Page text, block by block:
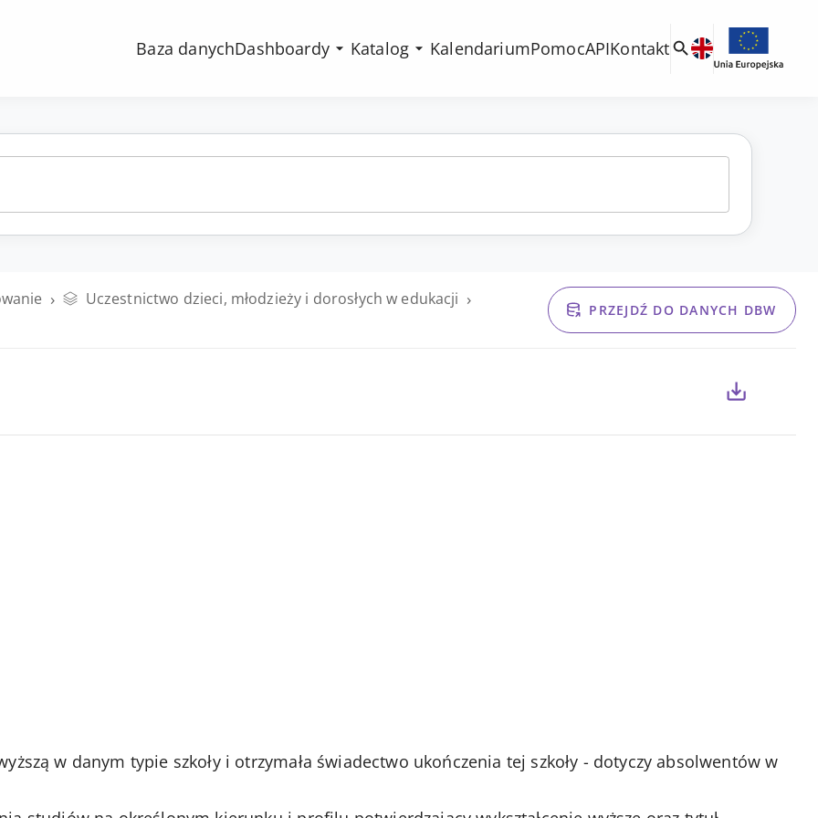
Baza danychDashboardy Katalog KalendariumPomocAPIKontakt
› Uczestnictwo dzieci, młodzieży i dorosłych w edukacji ›
PRZEJDŹ DO DANYCH DBW
w danym typie szkoły i otrzymała świadectwo ukończenia tej szkoły - dotyczy absolwentów w